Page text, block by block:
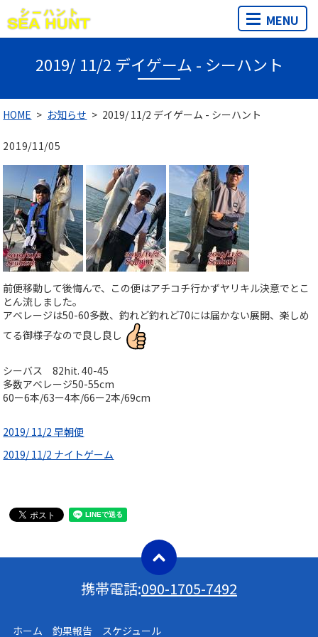
MENU
2019/ 11/2 デイゲーム - シーハント
HOME お知らせ 2019/ 11/2 デイゲーム - シーハント
2019/11/05
前便移動して後悔んで、この便はアチコチ行かずヤリキル決意でとこ
とん流しました。
アベレージは50-60多数、釣れど釣れど70には届かない展開、楽しめ
てる御様子なので良し良し
シーバス 82hit. 40-45
多数アベレージ50-55cm
60ー6本/63ー4本/66ー2本/69cm
2019/ 11/2 早朝便
2019/ 11/2 ナイトゲーム
携帯電話:090-1705-7492
ホーム 釣果報告 スケジュール